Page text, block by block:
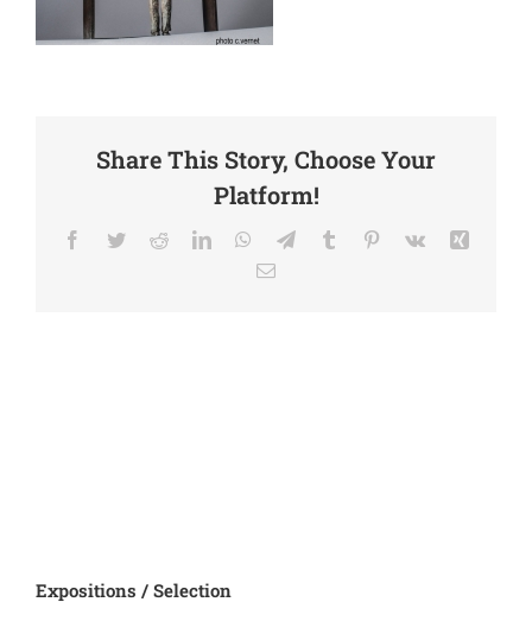
Share This Story, Choose Your
Platform!
Facebook
TwitterRedditLinkedInWhatsApp
TelegramTumblr Pinterest
Vk
Email
Expositions / Selection